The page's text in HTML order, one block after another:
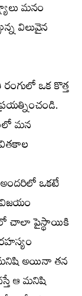
మనం
విలువైన
ఒక కొత్త
మన
ఒకటే
విజయం
చాలా పైస్థాయికి
అయినా తన
ఆ మనిషి